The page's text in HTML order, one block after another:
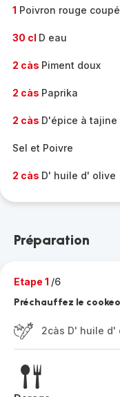
1 Poivron rouge
30 cl D eau
2 càs Piment doux
2 càs Paprika
2 càs D'épice à tajine
Sel et Poivre
2 càs D' huile d' olive
Préparation
Etape 1 /6
Préchauffez le cookeo
2càs D' huile d'